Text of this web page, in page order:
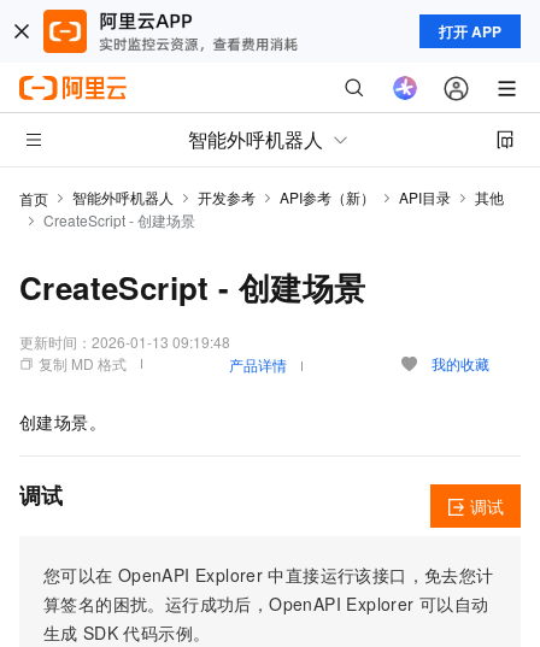
打开 APP
智能外呼机器人
首页 智能外呼机器人 开发参考 API参考（新） API目录
其他
CreateScript - 创建场景
CreateScript - 创建场景
更新时间： 2026-01-13 09:19:48
复制 MD 格式
产品详情 我的收藏
创建场景。
调试
您可以在 OpenAPI Explorer 中直接运行该接口，免去您计
算签名的困扰。运行成功后，OpenAPI Explorer 可以自动
生成 SDK 代码示例。
调试